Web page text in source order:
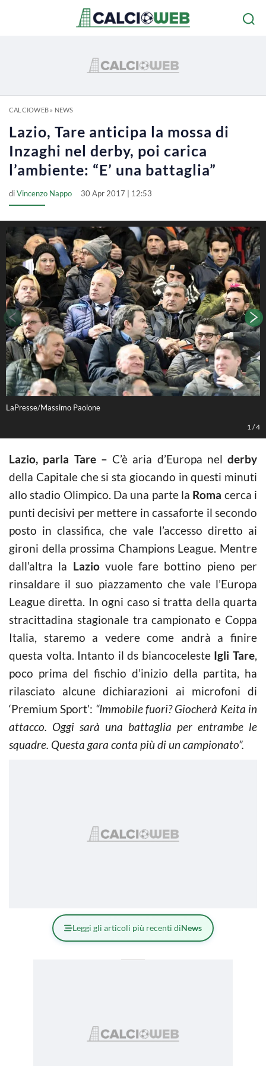
CALCIOWEB» NEWS
Lazio, Tare anticipa la mossa di
Inzaghi nel derby, poi carica
l’ambiente: “E’ una battaglia”
diVincenzo Nappo 30 Apr 2017 | 12:53
LaPresse/Massimo Paolone
1 /4
Lazio, parla Tare – C’è aria d’Europa nel derby
della Capitale che si sta giocando in questi minuti
allo stadio Olimpico. Da una parte la Roma cerca i
punti decisivi per mettere in cassaforte il secondo
posto in classifica, che vale l’accesso diretto ai
gironi della prossima Champions League. Mentre
dall’altra la Laziovuole fare bottino pieno per
rinsaldare il suo piazzamento che vale l’Europa
League diretta. In ogni caso si tratta della quarta
stracittadina stagionale tra campionato e Coppa
Italia, staremo a vedere come andrà a finire
questa volta. Intanto il ds biancoceleste Igli Tare,
poco prima del fischio d’inizio della partita, ha
rilasciato alcune dichiarazioni ai microfoni di
‘Premium Sport’: “Immobile fuori? Giocherà Keita in
attacco. Oggi sarà una battaglia per entrambe le
squadre. Questa gara conta più di un campionato”.
Leggi gli articoli più recenti diNews